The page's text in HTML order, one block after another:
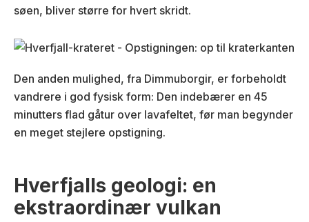
søen, bliver større for hvert skridt.
Den anden mulighed, fra Dimmuborgir, er forbeholdt
vandrere i god fysisk form: Den indebærer en 45
minutters flad gåtur over lavafeltet, før man begynder
en meget stejlere opstigning.
Hverfjalls geologi: en
ekstraordinær vulkan